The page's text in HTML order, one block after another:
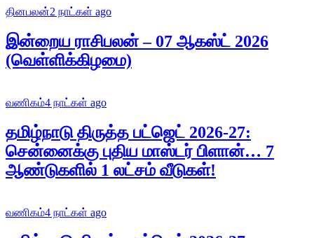
தினபலன்2 நாட்கள் ago
இன்றைய ராசிபலன் – 07 ஆகஸ்ட் 2026
(வெள்ளிக்கிழமை)
வணிகம்4 நாட்கள் ago
தமிழ்நாடு திருத்த பட்ஜெட் 2026-27:
சென்னைக்கு புதிய மாஸ்டர் பிளான்… 7
ஆண்டுகளில் 1 லட்சம் வீடுகள்!
வணிகம்4 நாட்கள் ago